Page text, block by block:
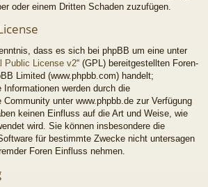
oder einem Dritten Schaden zuzufügen.
dass es sich bei phpBB um eine unter
Public License v2“ (GPL) bereitgestellten Foren-
Limited (www.phpbb.com) handelt;
Informationen werden durch die
unter www.phpbb.de zur Verfügung
keinen Einfluss auf die Art und Weise, wie
wird. Sie können insbesondere die
für bestimmte Zwecke nicht untersagen
Foren Einfluss nehmen.